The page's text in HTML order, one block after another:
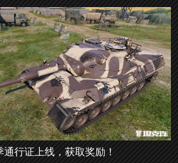
通行证上线，获取奖励！